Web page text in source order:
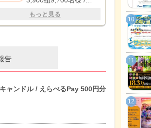
もっと見る
告
ャンドル / えらべるPay 500円分